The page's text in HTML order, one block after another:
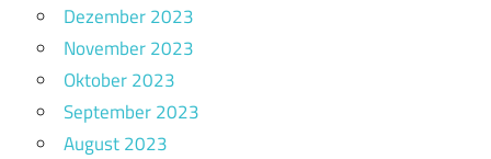
Dezember 2023
November 2023
Oktober 2023
September 2023
August 2023